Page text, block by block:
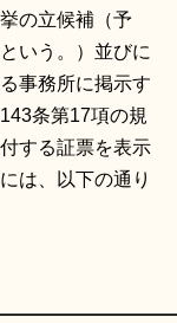
ーポリシー
の立候補（予
いう。）並びに
事務所に掲示す
条第17項の規
する証票を表示
は、以下の通り